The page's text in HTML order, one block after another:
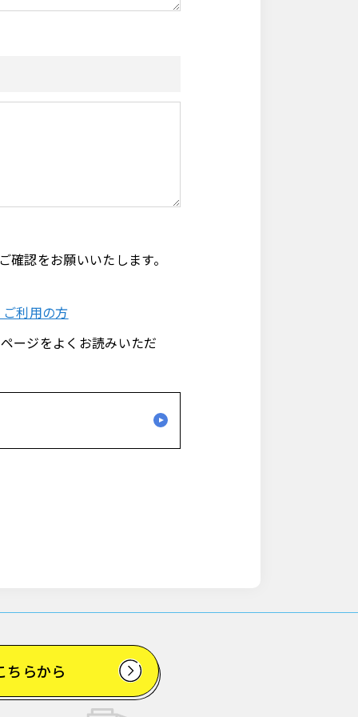
認をお願いいたします。
利用の方
ージをよくお読みいただ
ちらから